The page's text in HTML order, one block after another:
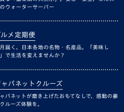
ウォーターサーバー
ルメ定期便
届く、日本各地の名物・名産品。「美味し
で生活を変えませんか？
ャパネットクルーズ
パネットが磨き上げたおもてなしで、感動の豪
ルーズ体験を。